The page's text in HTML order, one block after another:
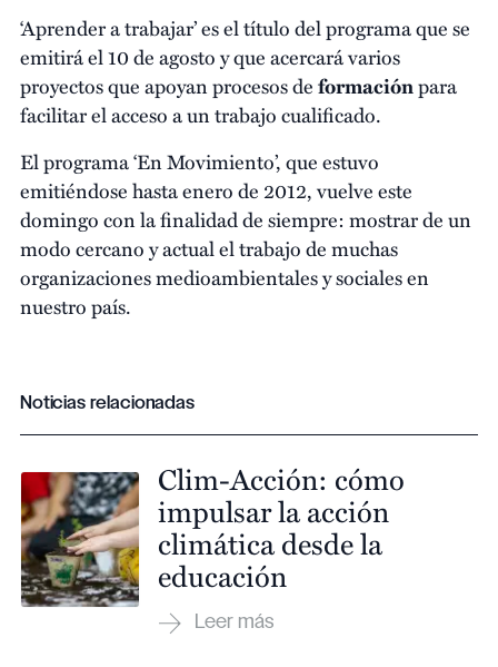
‘Aprender a trabajar’ es el título del programa que se
emitirá el 10 de agosto y que acercará varios
proyectos que apoyan procesos deformaciónpara
facilitar el acceso a un trabajo cualificado.
El programa ‘En Movimiento’, que estuvo
emitiéndose hasta enero de 2012, vuelve este
domingo con la finalidad de siempre: mostrar de un
modo cercano y actual el trabajo de muchas
organizaciones medioambientales y sociales en
nuestro país.
Noticias relacionadas
Clim-Acción: cómo
impulsar la acción
climática desde la
educación